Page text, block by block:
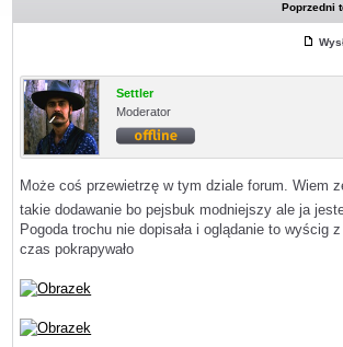
Poprzedni
Settler
Moderator
Może coś przewietrzę w tym dziale forum. Wiem
takie dodawanie bo pejsbuk modniejszy ale ja
Pogoda trochu nie dopisała i oglądanie to wyścig
czas pokrapywało